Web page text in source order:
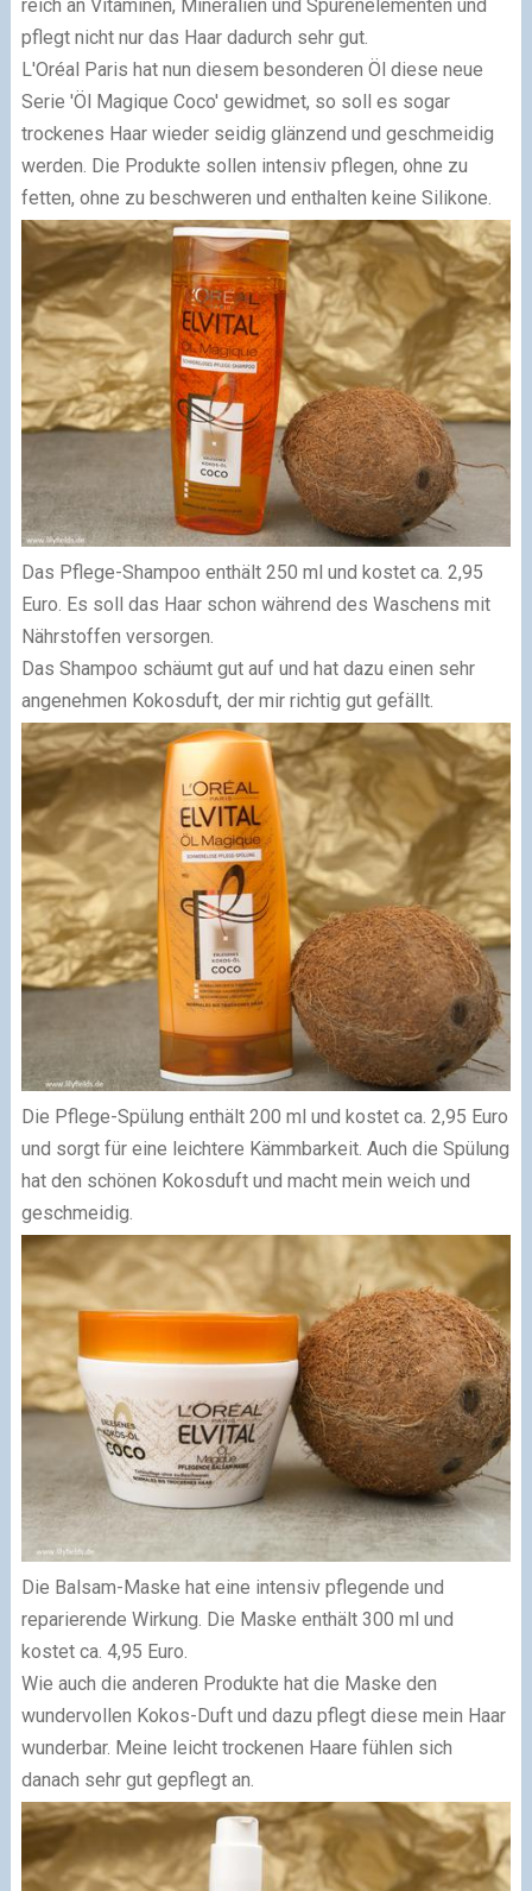
reich an Vitaminen, Mineralien und Spurenelementen und
pflegt nicht nur das Haar dadurch sehr gut.
L'Oréal Paris hat nun diesem besonderen Öl diese neue
Serie 'Öl Magique Coco' gewidmet, so soll es sogar
trockenes Haar wieder seidig glänzend und geschmeidig
werden. Die Produkte sollen intensiv pflegen, ohne zu
fetten, ohne zu beschweren und enthalten keine Silikone.
Das Pflege-Shampoo enthält 250 ml und kostet ca. 2,95
Euro. Es soll das Haar schon während des Waschens mit
Nährstoffen versorgen.
Das Shampoo schäumt gut auf und hat dazu einen sehr
angenehmen Kokosduft, der mir richtig gut gefällt.
Die Pflege-Spülung enthält 200 ml und kostet ca. 2,95 Euro
und sorgt für eine leichtere Kämmbarkeit. Auch die Spülung
hat den schönen Kokosduft und macht mein weich und
geschmeidig.
Die Balsam-Maske hat eine intensiv pflegende und
reparierende Wirkung. Die Maske enthält 300 ml und
kostet ca. 4,95 Euro.
Wie auch die anderen Produkte hat die Maske den
wundervollen Kokos-Duft und dazu pflegt diese mein Haar
wunderbar. Meine leicht trockenen Haare fühlen sich
danach sehr gut gepflegt an.